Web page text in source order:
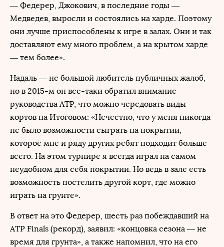
— Федерер, Джокович, в последние годы —
Медведев, выросли и состоялись на харде. Поэтому
они лучше приспособлены к игре в залах. Они и так
доставляют ему много проблем, а на крытом харде
— тем более».
Надаль — не большой любитель публичных жалоб,
но в 2015-м он все-таки обратил внимание
руководства ATP, что можно чередовать виды
кортов на Итоговом: «Нечестно, что у меня никогда
не было возможности сыграть на покрытии,
которое мне и ряду других ребят подходит больше
всего. На этом турнире я всегда играл на самом
неудобном для себя покрытии. Но ведь в зале есть
возможность постелить другой корт, где можно
играть на грунте».
В ответ на это Федерер, шесть раз побеждавший на
ATP Finals (рекорд), заявил: «концовка сезона — не
время для грунта», а также напомнил, что на его